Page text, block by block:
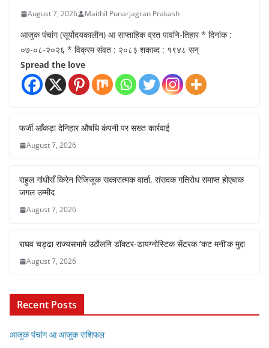
August 7, 2026 Maithil Punarjagran Prakash
आजुक पंचांग (सूर्योदयकालीन) आ साप्ताहिक व्रत पावनि-तिहार * दिनांक :
०७-०८-२०२६ * विक्रम संवत : २०८३ शकाब्द : १९४८ सन्
Spread the love
फर्जी आँकड़ा देनिहार औषधि कंपनी पर सख्त कार्रवाई
August 7, 2026
राहुल गांधीसँ किरेन रिजिजूक सकारात्मक वार्ता, संसदक गतिरोध समाप्त होएबाक
जगल उम्मीद
August 7, 2026
राघव चड्ढा राज्यसभामे उठौलनि डॉक्टर-डायग्नोस्टिक सेंटरक ‘कट मनी’क मुद्दा
August 7, 2026
Recent Posts
आजुक पंचांग आ आजुक राशिफल